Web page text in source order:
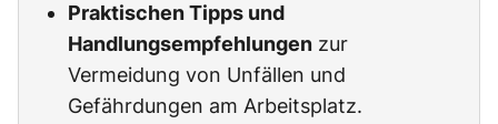
Praktischen Tipps und
Handlungsempfehlungen zur
Vermeidung von Unfällen und
Gefährdungen am Arbeitsplatz.